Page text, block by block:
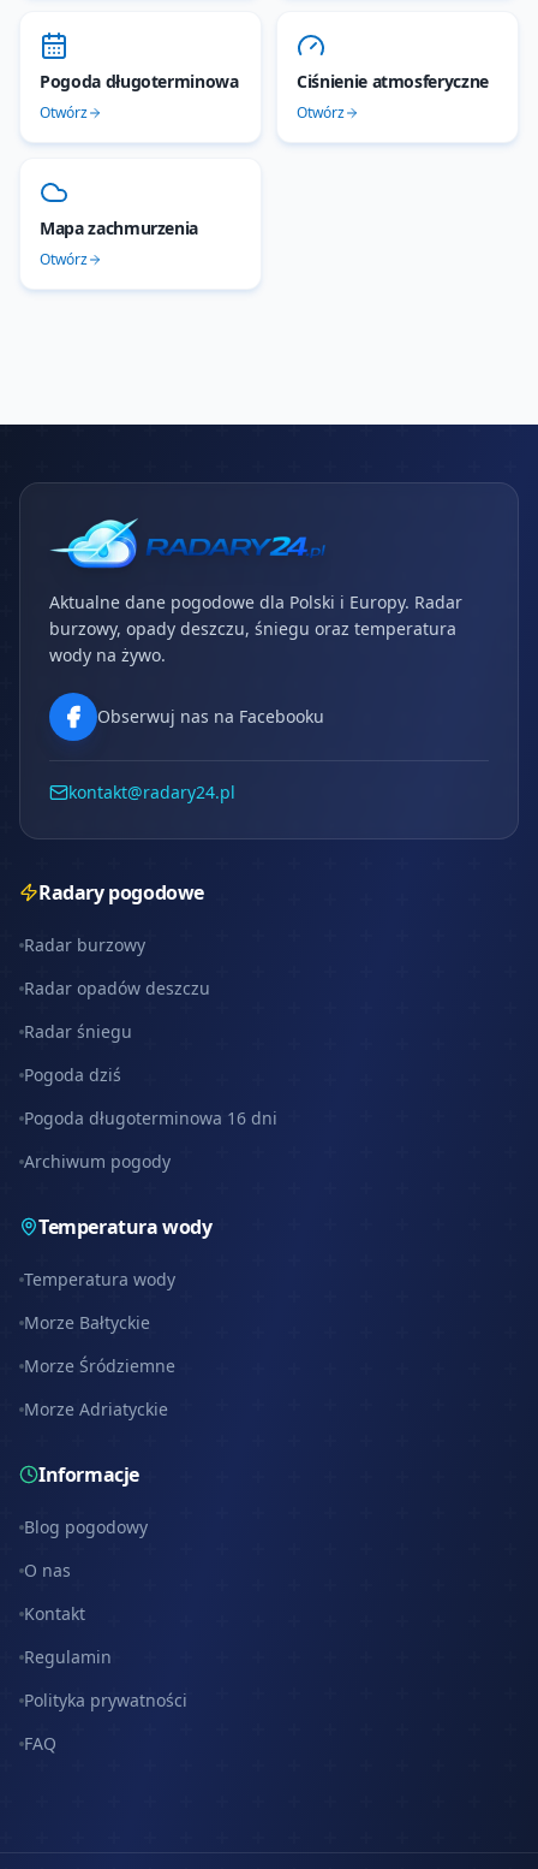
Pogoda długoterminowa
Otwórz
Ciśnienie atmosferyczne
Otwórz
Mapa zachmurzenia
Otwórz
Aktualne dane pogodowe dla Polski i Europy. Radar
burzowy, opady deszczu, śniegu oraz temperatura
wody na żywo.
Obserwuj nas na Facebooku
kontakt@radary24.pl
Radary pogodowe
Radar burzowy
Radar opadów deszczu
Radar śniegu
Pogoda dziś
Pogoda długoterminowa 16 dni
Archiwum pogody
Temperatura wody
Temperatura wody
Morze Bałtyckie
Morze Śródziemne
Morze Adriatyckie
Informacje
Blog pogodowy
O nas
Kontakt
Regulamin
Polityka prywatności
FAQ